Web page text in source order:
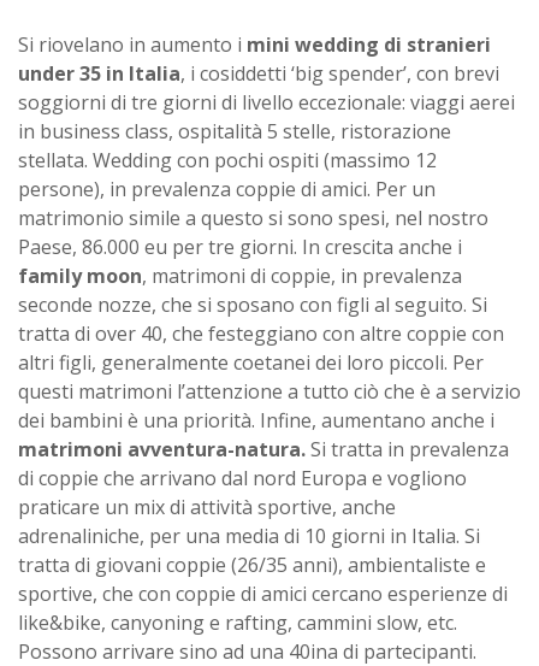
Si riovelano in aumento i mini wedding di stranieri
under 35 in Italia, i cosiddetti ‘big spender’, con brevi
soggiorni di tre giorni di livello eccezionale: viaggi aerei
in business class, ospitalità 5 stelle, ristorazione
stellata. Wedding con pochi ospiti (massimo 12
persone), in prevalenza coppie di amici. Per un
matrimonio simile a questo si sono spesi, nel nostro
Paese, 86.000 eu per tre giorni. In crescita anche i
family moon, matrimoni di coppie, in prevalenza
seconde nozze, che si sposano con figli al seguito. Si
tratta di over 40, che festeggiano con altre coppie con
altri figli, generalmente coetanei dei loro piccoli. Per
questi matrimoni l’attenzione a tutto ciò che è a servizio
dei bambini è una priorità. Infine, aumentano anche i
matrimoni avventura-natura.Si tratta in prevalenza
di coppie che arrivano dal nord Europa e vogliono
praticare un mix di attività sportive, anche
adrenaliniche, per una media di 10 giorni in Italia. Si
tratta di giovani coppie (26/35 anni), ambientaliste e
sportive, che con coppie di amici cercano esperienze di
like&bike, canyoning e rafting, cammini slow, etc.
Possono arrivare sino ad una 40ina di partecipanti.